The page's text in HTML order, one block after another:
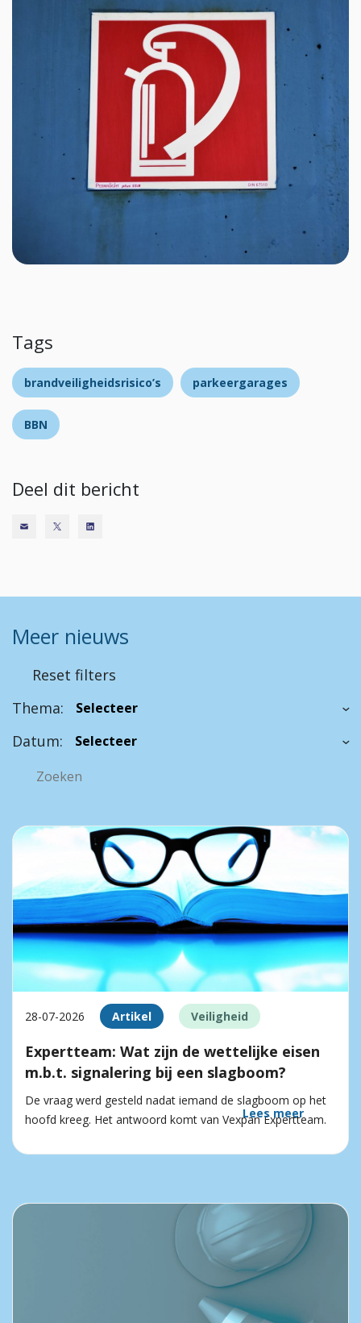
Tags
brandveiligheidsrisico’s parkeergarages
BBN
Deel dit bericht
Meer nieuws
Reset filters
Thema:
Datum:
28-07-2026 Artikel Veiligheid
Expertteam: Wat zijn de wettelijke eisen
m.b.t. signalering bij een slagboom?
De vraag werd gesteld nadat iemand de slagboom op het
hoofd kreeg. Het antwoord komt van Vexpan Expertteam.
Lees meer